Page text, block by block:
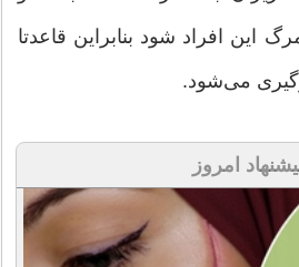
افراد شود بنابراین قاعدتا
می‌شود.
امروز